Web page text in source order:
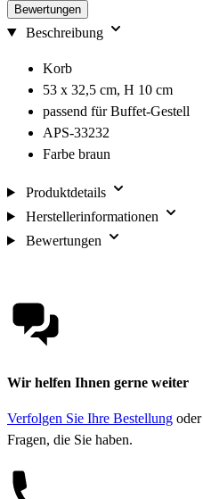
Bewertungen
Beschreibung
Korb
53 x 32,5 cm, H 10 cm
passend für Buffet-Gestell
APS-33232
Farbe braun
Produktdetails
Herstellerinformationen
Bewertungen
Wir helfen Ihnen gerne weiter
Verfolgen Sie Ihre Bestellung oder
Fragen, die Sie haben.